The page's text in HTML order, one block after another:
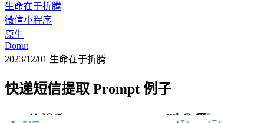
生命在于折腾
微信小程序
原生
Donut
2023/12/01 生命在于折腾
快递短信提取 Prompt 例子